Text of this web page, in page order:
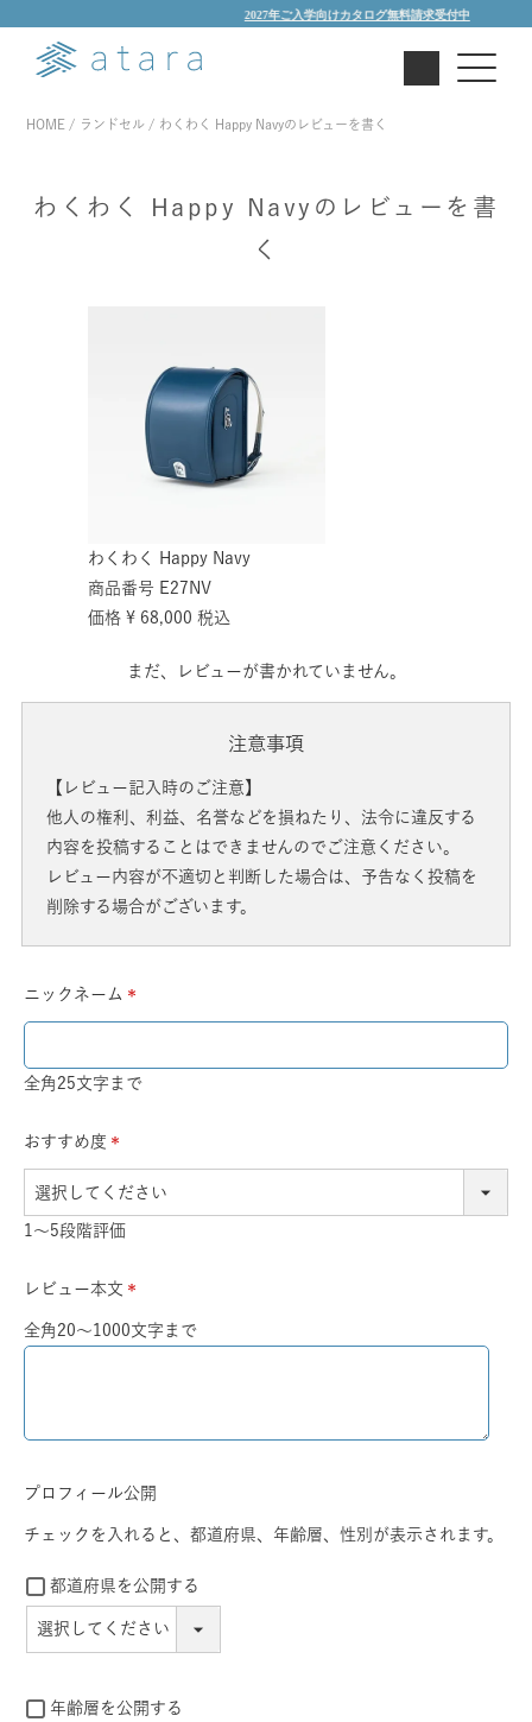
2027年ご入学向けカタログ無料請求受付中
HOME ランドセル わくわく Happy Navyのレビューを書く
わくわく Happy Navyのレビューを書
く
わくわく Happy Navy
商品番号 E27NV
価格 ¥ 68,000 税込
まだ、レビューが書かれていません。
注意事項
【レビュー記入時のご注意】
他人の権利、利益、名誉などを損ねたり、法令に違反する
内容を投稿することはできませんのでご注意ください。
レビュー内容が不適切と判断した場合は、予告なく投稿を
削除する場合がございます。
ニックネーム
(必
全角25文字まで
おすすめ度
(必
須)
1～5段階評価
レビュー本文
(必
須)
全角20～1000文字まで
プロフィール公開
チェックを入れると、都道府県、年齢層、性別が表示されます。
都道府県を公開する
年齢層を公開する